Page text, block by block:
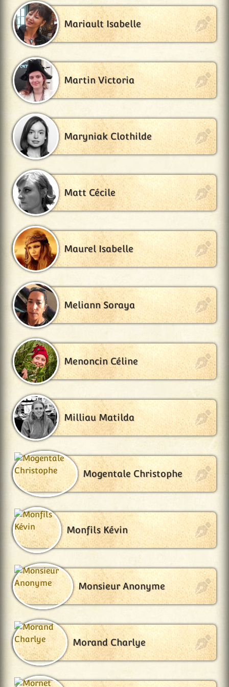
Mariault Isabelle
Martin Victoria
Maryniak Clothilde
Matt Cécile
Maurel Isabelle
Meliann Soraya
Menoncin Céline
Milliau Matilda
Mogentale Christophe
Monfils Kévin
Monsieur Anonyme
Morand Charlye